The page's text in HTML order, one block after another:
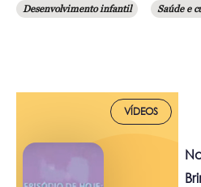
Desenvolvimento infantil Saúde e
VÍDEOS